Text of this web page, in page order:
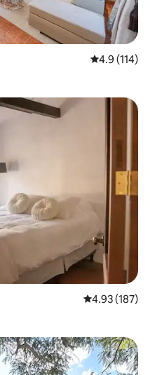
औसत रेटिंग 5 में
4.9 (114)
औसत रेटिंग 5 में से
4.93 (187)